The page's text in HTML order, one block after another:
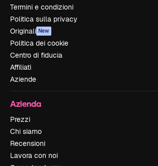
Termini e condizioni
Politica sulla privacy
Originali New
Politica dei cookie
Centro di fiducia
Affiliati
Aziende
Azienda
Prezzi
Chi siamo
Recensioni
Lavora con noi